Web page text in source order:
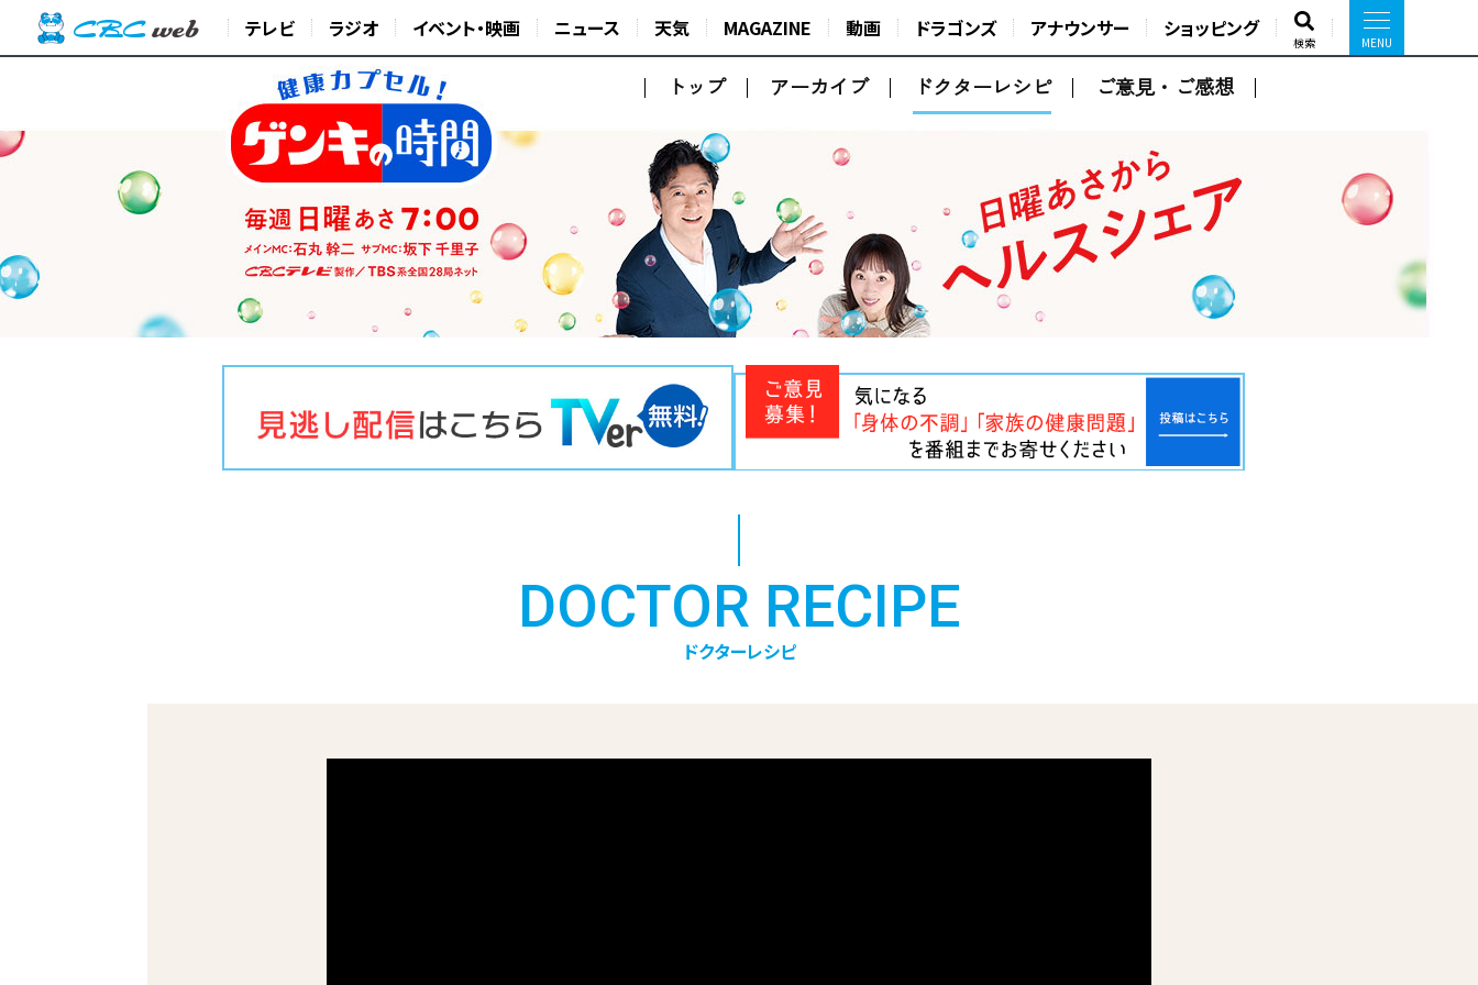
テレビ ラジオ イベント・映画 ニュース 天気 MAGAZINE 動画 ドラゴンズ アナウンサー ショッピング
検索
トップ アーカイブ ドクターレシピ ご意見・ご感想
DOCTOR RECIPE
ドクターレシピ